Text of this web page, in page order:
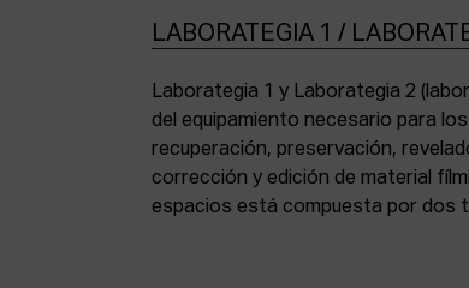
LABORATEGIA 1 /
Laborategia 1 y Laborategia 2
del equipamiento necesario para
recuperación, preservación,
corrección y edición de material
espacios está compuesta por dos
copiadora de contacto Bell &
para etalonaje de copias positivas